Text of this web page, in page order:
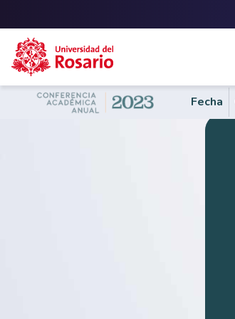
Pasar al contenido principal
Fecha